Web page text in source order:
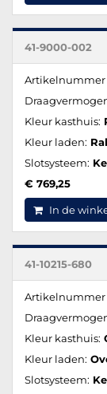
41-9000-002
Artikelnummer
Kleur kasthuis:
Kleur laden:
Slotsysteem:
€ 769,25
In de
41-10215-680
Artikelnummer
Kleur kasthuis:
Kleur laden:
Slotsysteem: